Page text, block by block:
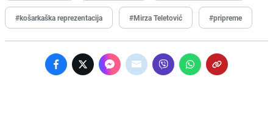
#košarkaška reprezentacija #Mirza Teletović #pripreme